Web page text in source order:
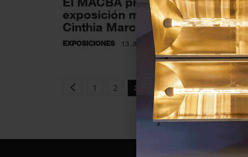
exposición monográfica de
Cinthia Marcelle en...
EXPOSICIONES 13 JULIO 2022
1 2 3